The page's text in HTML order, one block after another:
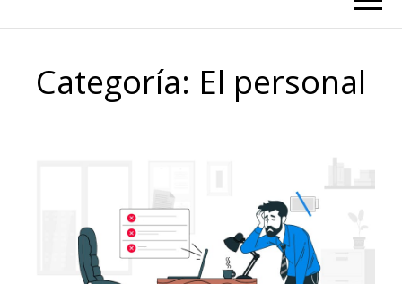
Categoría: El personal